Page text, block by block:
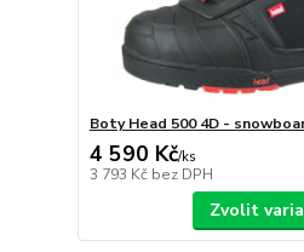
Boty Head 500 4D -
4 590 Kč/ks
3 793 Kč bez DPH
Zvolit